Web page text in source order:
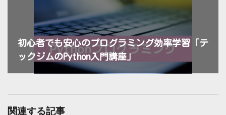
初心者でも安心のプログラミング効率学習「テ
ックジムのPython入門講座」
関連する記事